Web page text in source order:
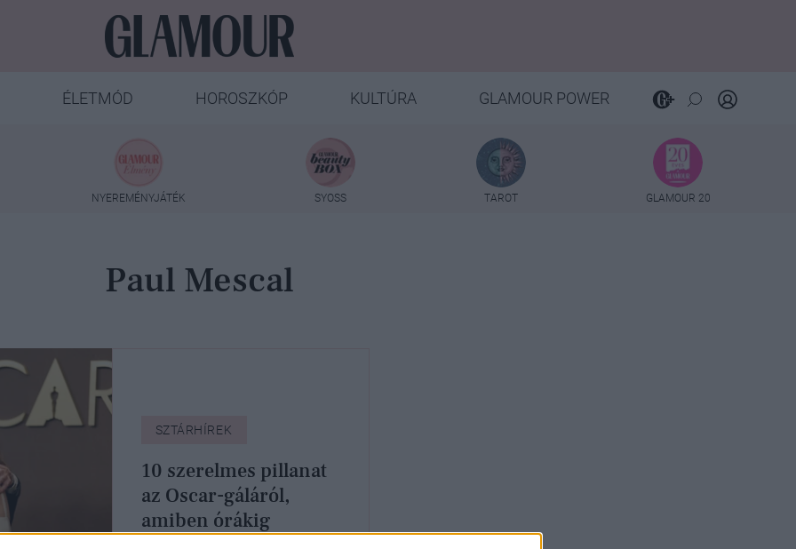
ÉLETMÓD HOROSZKÓP KULTÚRA GLAMOUR POWER
NYEREMÉNYJÁTÉK SYOSS TAROT GLAMOUR 20
Paul Mescal
SZTÁRHÍREK
10 szerelmes pillanat
az Oscar-gáláról,
amiben órákig